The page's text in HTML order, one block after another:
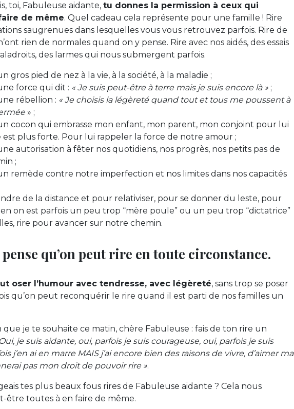
toi, Fabuleuse aidante, tu donnes la permission à ceux qui
de même. Quel cadeau cela représente pour une famille ! Rire
saugrenues dans lesquelles vous vous retrouvez parfois. Rire de
rien de normales quand on y pense. Rire avec nos aidés, des essais
des larmes qui nous submergent parfois.
gros pied de nez à la vie, à la société, à la maladie ;
force qui dit : « Je suis peut-être à terre mais je suis encore là » ;
rébellion : « Je choisis la légèreté quand tout et tous me poussent à
» ;
cocon qui embrasse mon enfant, mon parent, mon conjoint pour lui
est plus forte. Pour lui rappeler la force de notre amour ;
autorisation à fêter nos quotidiens, nos progrès, nos petits pas de
;
remède contre notre imperfection et nos limites dans nos capacités
de la distance et pour relativiser, pour se donner du leste, pour
on est parfois un peu trop “mère poule” ou un peu trop “dictatrice”
rire pour avancer sur notre chemin.
qu’on peut rire en toute circonstance.
oser l’humour avec tendresse, avec légèreté, sans trop se poser
qu’on peut reconquérir le rire quand il est parti de nos familles un
que je te souhaite ce matin, chère Fabuleuse : fais de ton rire un
je suis aidante, oui, parfois je suis courageuse, oui, parfois je suis
j’en ai en marre MAIS j’ai encore bien des raisons de vivre, d’aimer ma
pas mon droit de pouvoir rire ».
tes plus beaux fous rires de Fabuleuse aidante ? Cela nous
être toutes à en faire de même.